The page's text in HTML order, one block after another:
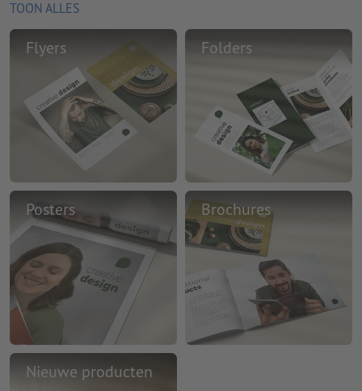
TOON ALLES
Flyers Folders
Posters Brochures
Nieuwe producten